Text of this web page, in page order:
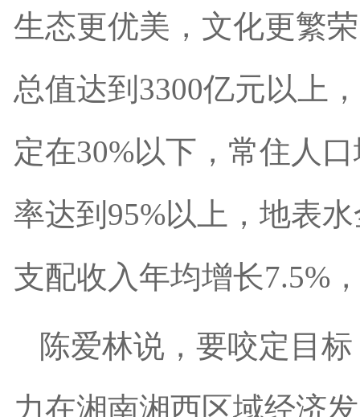
生态更优美，文化更繁
总值达到3300亿元以上
定在30%以下，常住人
率达到95%以上，地表
支配收入年均增长7.5%
陈爱林说，要咬定目
力在湘南湘西区域经济